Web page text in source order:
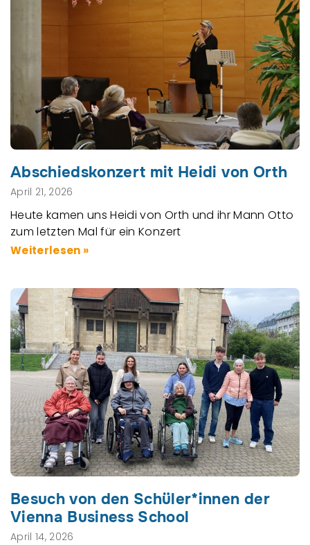
Abschiedskonzert mit Heidi von Orth
April 21, 2026
Heute kamen uns Heidi von Orth und ihr Mann Otto
zum letzten Mal für ein Konzert
Weiterlesen »
Besuch von den Schüler*innen der
Vienna Business School
April 14, 2026